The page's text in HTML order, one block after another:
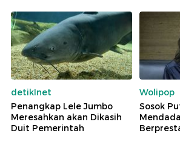
detikInet
Penangkap Lele Jumbo
Meresahkan akan Dikasih
Duit Pemerintah
Wolipop
Sosok